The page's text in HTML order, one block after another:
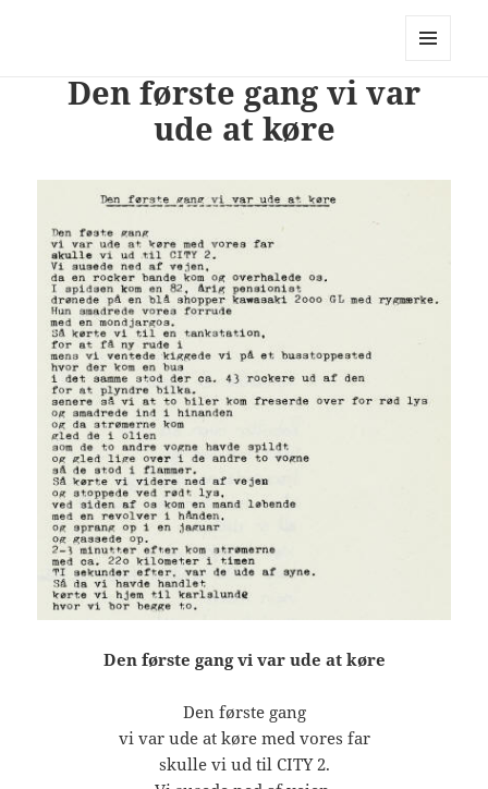
PhotoStory – en rejse i billeder og
OG
WIDGETS
Den første gang vi var
ude at køre
Den første gang vi var ude at køre
Den første gang
vi var ude at køre med vores far
skulle vi ud til CITY 2.